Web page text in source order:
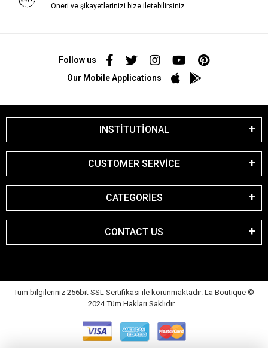
Öneri ve şikayetlerinizi bize iletebilirsiniz.
Follow us
Our Mobile Applications
INSTİTUTİONAL
CUSTOMER SERVİCE
CATEGORİES
CONTACT US
Tüm bilgileriniz 256bit SSL Sertifikası ile korunmaktadır. La Boutique ©
2024 Tüm Hakları Saklıdır